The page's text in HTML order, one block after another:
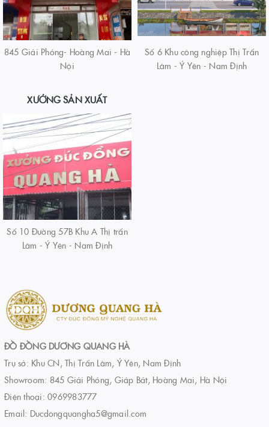
845 Giải Phóng- Hoàng Mai - Hà
Nội
Số 6 Khu công nghiệp Thị Trấn
Lâm - Ý Yên - Nam Định
XƯỞNG SẢN XUẤT
Số 10 Đường 57B Khu A Thị trấn
Lâm - Ý Yên - Nam Định
ĐỒ ĐỒNG DƯƠNG QUANG HÀ
Trụ sở: Khu CN, Thị Trấn Lâm, Ý Yên, Nam Định
Showroom: 845 Giải Phóng, Giáp Bát, Hoàng Mai, Hà Nội
Điện thoại: 0969983777
Email: Ducdongquangha5@gmail.com